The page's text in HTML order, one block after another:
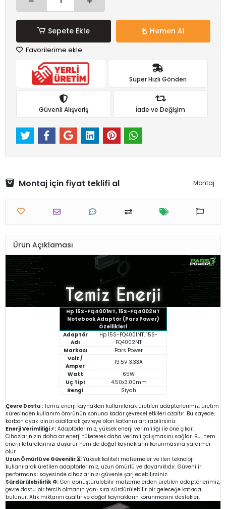
Sepete Ekle Hemen Al
Favorilerime ekle
Süper Hızlı Gönderi
Güvenli Alışveriş İade ve Değişim
Montaj için fiyat teklifi al Montaj
Ürün Açıklaması
Hp 15S-FQ4001NT, 15S-FQ4002NT
Notebook Adaptör (Pars Power)
Özellikleri
Adaptör
Adı
Hp 15S-FQ4001NT, 15S-
FQ4002NT
Markası
Pars Power
Volt /
Amper
19.5V 3.33A
Watt
65W
Uç Tipi
4.50x3.00mm
Rengi
Siyah
Çevre Dostu : Temiz enerji kaynakları kullanılarak üretilen adaptörlerimiz, üretim
sürecinden kullanım ömrünün sonuna kadar çevresel etkileri azaltır. Bu sayede,
karbon ayak izinizi azaltarak çevreye olan katkınızı artırabilirsiniz.
Enerji Verimliliği ⚡: Adaptörlerimiz, yüksek enerji verimliliği ile öne çıkar.
Cihazlarınızın daha az enerji tüketerek daha verimli çalışmasını sağlar. Bu, hem
enerji faturalarınızı düşürür hem de doğal kaynakların korunmasına yardımcı
olur.
Uzun Ömürlü ve Güvenilir ⏳: Yüksek kaliteli malzemeler ve ileri teknoloji
kullanılarak üretilen adaptörlerimiz, uzun ömürlü ve dayanıklıdır. Güvenilir
performansı sayesinde cihazlarınızı güvenle şarj edebilirsiniz.
Sürdürülebilirlik ♻️: Geri dönüştürülebilir malzemelerden üretilen adaptörlerimiz,
çevre dostu bir tercih olmanın yanı sıra sürdürülebilir bir geleceğe katkıda
bulunur. Atık miktarını azaltır ve doğal kaynakların korunmasını destekler.